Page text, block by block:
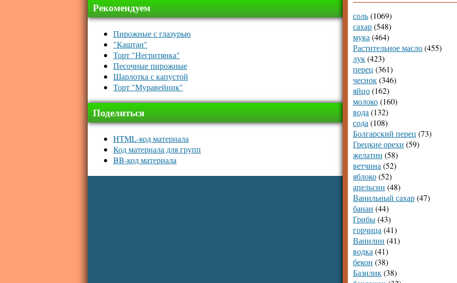
Рекомендуем
Пирожные с глазурью
"Каштан"
Торт "Негритянка"
Песочные пирожные
Шарлотка с капустой
Торт "Муравейник"
Поделиться
HTML-код материала
Код материала для групп
BB-код материала
соль(1069)
сахар(548)
мука (464)
Растительное масло(455)
лук(423)
перец (361)
чеснок(346)
яйцо(162)
молоко(160)
вода (132)
сода (108)
Болгарский перец (73)
Грецкие орехи (59)
желатин (58)
ветчина (52)
яблоко(52)
апельсин (48)
Ванильный сахар(47)
банан (44)
Грибы(43)
горчица (41)
Ванилин (41)
водка (41)
бекон (38)
Базилик(38)